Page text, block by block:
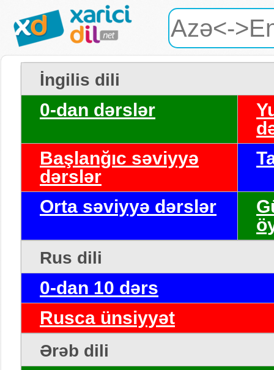
İngilis dili
0-dan dərslər
Başlanğıc səviyyə
dərslər
Orta səviyyə dərslər
Rus dili
0-dan 10 dərs
Rusca ünsiyyət
Ərəb dili